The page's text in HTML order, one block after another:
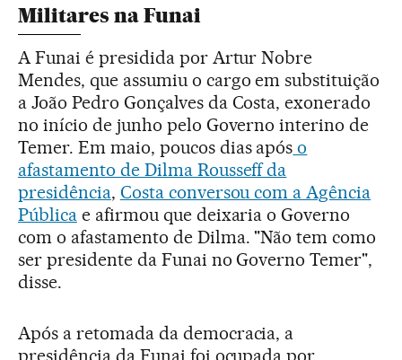
Militares na Funai
A Funai é presidida por Artur Nobre
Mendes, que assumiu o cargo em substituição
a João Pedro Gonçalves da Costa, exonerado
no início de junho pelo Governo interino de
Temer. Em maio, poucos dias após o
afastamento de Dilma Rousseff da
presidência, Costa conversou com a Agência
Públicae afirmou que deixaria o Governo
com o afastamento de Dilma. "Não tem como
ser presidente da Funai no Governo Temer",
disse.
Após a retomada da democracia, a